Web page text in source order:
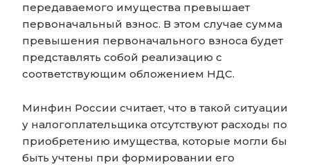
передаваемого имущества превышает
первоначальный взнос. В этом случае сумма
превышения первоначального взноса будет
представлять собой реализацию с
соответствующим обложением НДС.
Минфин России считает, что в такой ситуации
у налогоплательщика отсутствуют расходы по
приобретению имущества, которые могли бы
быть учтены при формировании его